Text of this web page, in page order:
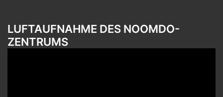
LUFTAUFNAHME DES NOOMDO-
ZENTRUMS